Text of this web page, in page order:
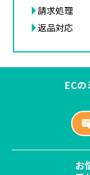
請求処理
返品対応
EC
お